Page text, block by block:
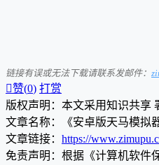
链接有误或无法下载请联系发邮件：
赞(0) 打赏
版权声明：本文采用知识共享
文章名称：《安卓版天马模拟
文章链接： https://
免责声明：根据《计算机软件